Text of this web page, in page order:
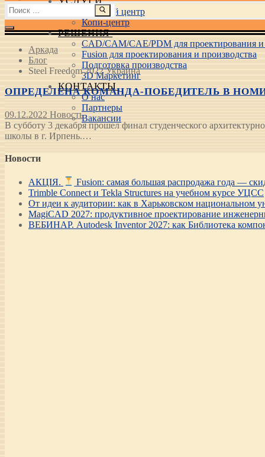
Учебный центр
Копи-центр
РЕШЕНИЯ
CAD/CAM/CAE/PDM для проектирования и
Fusion для проектирования и производства
Подготовка производства
3D Маркетинг
КОНТАКТЫ
О нас
Партнеры
Вакансии
Найти:
Аркада
Блог
Steel Freedom 2022 Украина
ОПРЕДЕЛЕНА КОМАНДА-ПОБЕДИТЕЛЬ В
09.12.2022 Новость
В субботу 3 декабря прошел финал студенческого
школы в г. Ирпень.…
Новости
АКЦІЯ. Fusion: самая большая распродажа года —
Trimble Connect и Tekla Structures на учебном курсе УЦСС
От идеи к аудитории: как в Харьковском национальном
MagiCAD 2027: продуктивное проектирование
ВЕБИНАР. Autodesk Inventor 2027: как Библиотека